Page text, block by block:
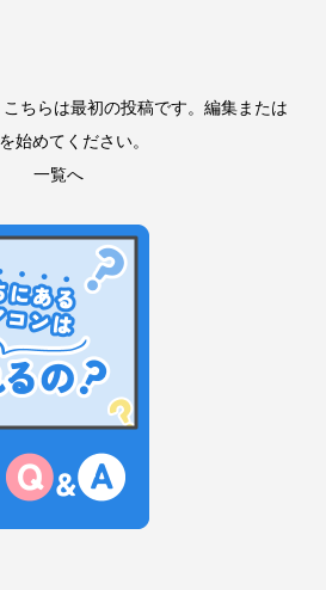
ちらは最初の投稿です。編集または
始めてください。
一覧へ